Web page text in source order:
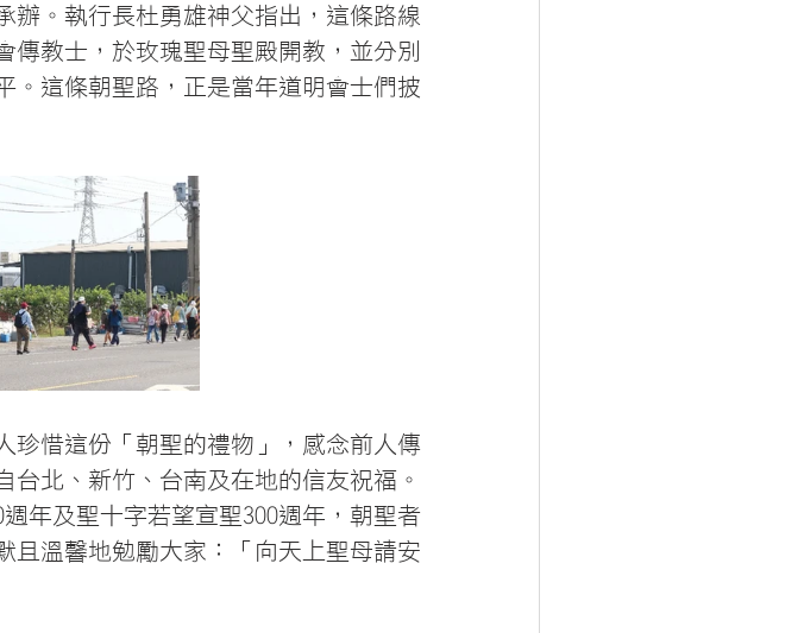
辦。執行長杜勇雄神父指出，這條路線
傳教士，於玫瑰聖母聖殿開教，並分別
。這條朝聖路，正是當年道明會士們披
珍惜這份「朝聖的禮物」，感念前人傳
北、新竹、台南及在地的信友祝福。
年及聖十字若望宣聖300週年，朝聖者
且溫馨地勉勵大家：「向天上聖母請安